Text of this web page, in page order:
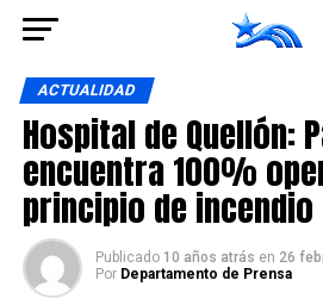
ACTUALIDAD
Hospital de Quellón:
encuentra 100%
principio de incendio
Publicado 10 años atrás en 26
Por Departamento de Prensa
Ir a la versión